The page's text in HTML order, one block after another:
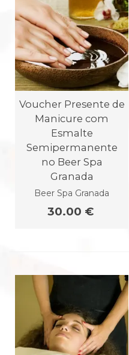
Voucher Presente de
Manicure com
Esmalte
Semipermanente
no Beer Spa
Granada
Beer Spa Granada
30.00 €